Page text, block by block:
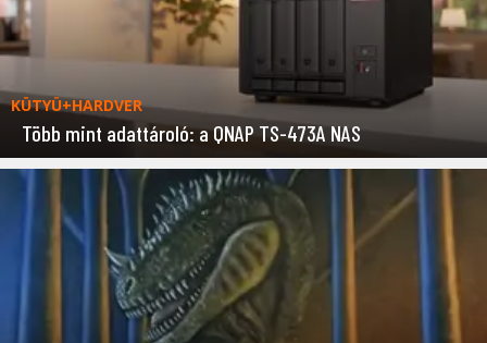
KÜTYÜ+HARDVER
Több mint adattároló: a QNAP TS-473A NAS